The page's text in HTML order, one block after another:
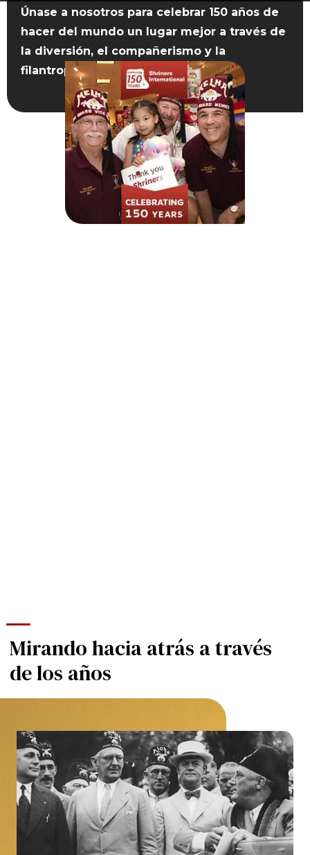
Define tu camino
Nuestra conexión con Freemasonry
Experimenta la Hermandad
Tu impacto
Capítulos
Noticias y eventos
Centro de miembros
Educación
Únase a nosotros para celebrar 150 años de
hacer del mundo un lugar mejor a través de
la diversión, el compañerismo y la
filantropía.
Mirando hacia atrás a través
de los años